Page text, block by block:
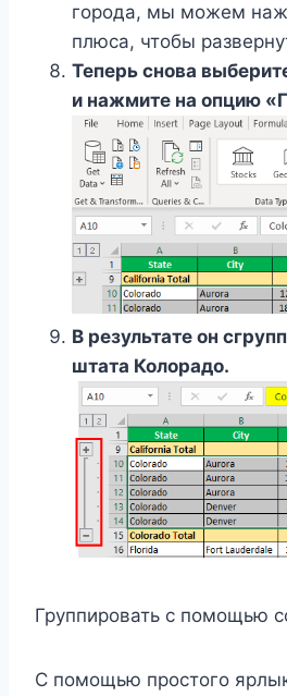
города, мы можем
плюса, чтобы
Теперь снова
и нажмите на опцию
В результате он
штата Колорадо.
Группировать с помощью
С помощью простого